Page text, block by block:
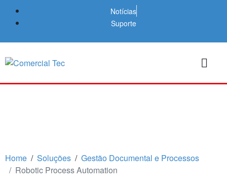
Notícias
Suporte
Home Soluções
Gestão Documental e Processos
Robotic Process Automation